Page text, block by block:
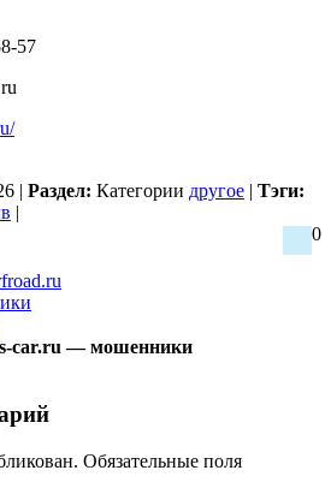
57
| Раздел: Категории другое | Тэги:
|
0
car.ru — мошенники
Обязательные поля